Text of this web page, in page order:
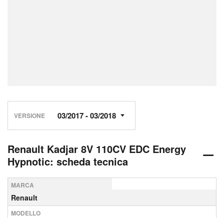
VERSIONE
Renault Kadjar 8V 110CV EDC Energy
Hypnotic: scheda tecnica
MARCA
Renault
MODELLO